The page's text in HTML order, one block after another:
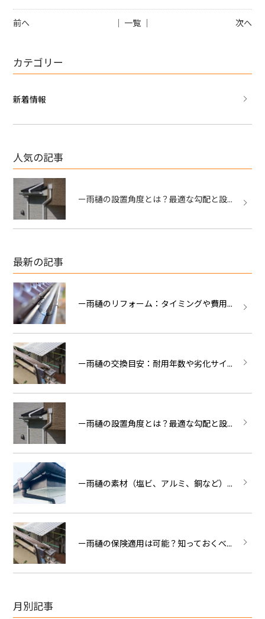
前へ 次へ
│ 一覧 │
カテゴリー
新着情報
人気の記事
ー雨樋の設置角度とは？最適な勾配と設...
最新の記事
ー雨樋のリフォーム：タイミングや費用...
ー雨樋の交換目安：耐用年数や劣化サイ...
ー雨樋の設置角度とは？最適な勾配と設...
ー雨樋の素材（塩ビ、アルミ、銅など）...
ー雨樋の保険適用は可能？知っておくべ...
月別記事